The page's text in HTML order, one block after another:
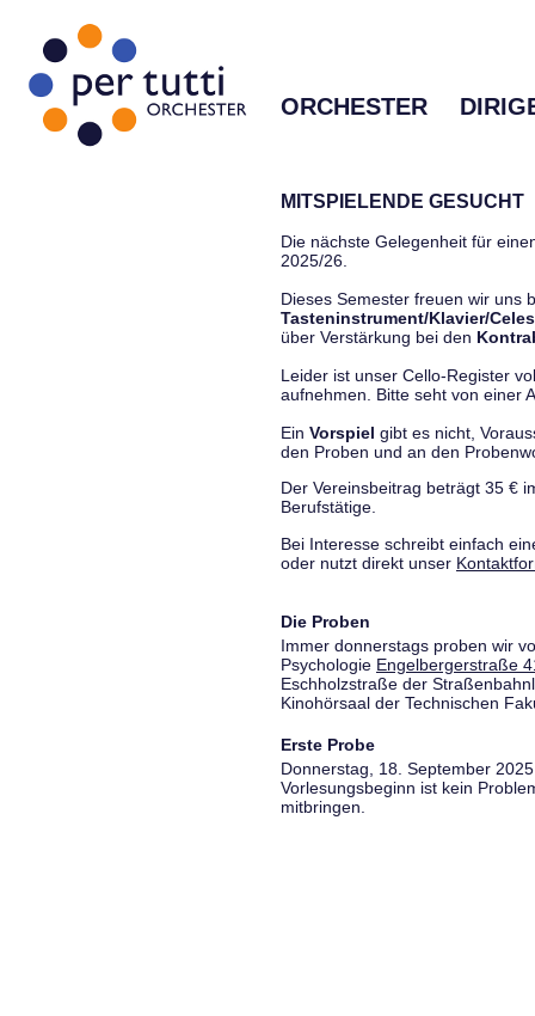
ORCHESTER
MITSPIELENDE GESUCHT
Die nächste Gelegenheit für
2025/26.
Dieses Semester freuen wir uns
Tasteninstrument/Klavier/
über Verstärkung bei den
Leider ist unser Cello-Register
aufnehmen. Bitte seht von einer
Ein Vorspiel gibt es nicht,
den Proben und an den
Der Vereinsbeitrag beträgt 35 €
Berufstätige.
Bei Interesse schreibt einfach
oder nutzt direkt unser
Die Proben
Immer donnerstags proben wir
Psychologie Engelbergerstraße
Eschholzstraße der
Kinohörsaal der Technischen
Erste Probe
Donnerstag, 18. September
Vorlesungsbeginn ist kein
mitbringen.